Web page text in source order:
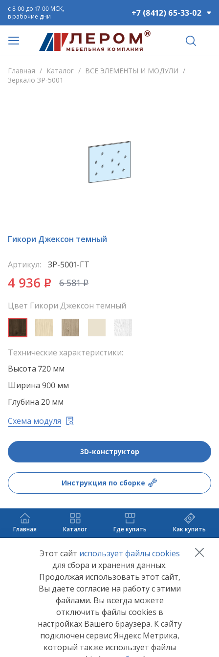
+7 (8412) 65-33-02
с 8-00 до 17-00 МСК,
в рабочие дни
Главная / Каталог / ВСЕ ЭЛЕМЕНТЫ И МОДУЛИ /
Зеркало ЗР-5001
Гикори Джексон темный
Артикул: ЗР-5001-ГТ
4 936 P 6 581P
Цвет Гикори Джексон темный
Технические характеристики:
Высота 720 мм
Ширина 900 мм
Глубина 20 мм
Схема модуля
3D-конструктор
Инструкция по сборке
Главная Каталог Где купить Как купить
+7 (8412) 65-33-00
info@lerom.ru
Согласие на обработку персональных данных
Политика конфиденциальности
Согласие на обработку персональных данных Яндекс
Этот сайт использует файлы cookies
для сбора и хранения данных.
Продолжая использовать этот сайт,
Вы даете согласие на работу с этими
файлами. Вы всегда можете
отключить файлы cookies в
настройках Вашего браузера. К сайту
подключен сервис Яндекс Метрика,
который также использует файлы